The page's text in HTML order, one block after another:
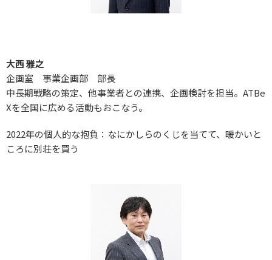
大西 雅之
企画室 事業企画部 部長
中長期戦略の策定、他事業者との連携、企画検討を担当。ATBe
Xを全国に広める活動もおこなう。
2022年の個人的な抱負：なにかしらのくじを当てて、暖かいと
ころに別荘を買う